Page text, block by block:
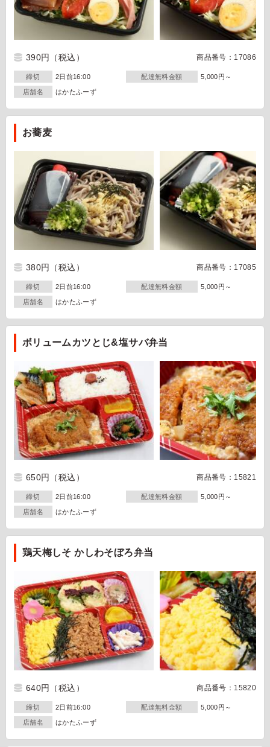
390円 （税込） 商品番号：17086
締切 2日前16:00 配達無料金額 5,000円～
店舗名 はかたふーず
お蕎麦
380円 （税込） 商品番号：17085
締切 2日前16:00 配達無料金額 5,000円～
店舗名 はかたふーず
ボリュームカツとじ&塩サバ弁当
650円 （税込） 商品番号：15821
締切 2日前16:00 配達無料金額 5,000円～
店舗名 はかたふーず
鶏天梅しそ かしわそぼろ弁当
640円 （税込） 商品番号：15820
締切 2日前16:00 配達無料金額 5,000円～
店舗名 はかたふーず